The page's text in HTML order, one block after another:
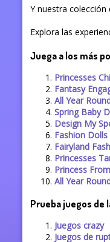
Y nuestra
Explora las
Juega a los más
Princesses
Fantasy
All Year
Spring Baby
Design My
Fashion
Fairyland
Princesses
Princess
All Year
Prueba juegos de
Juegos crazy
Juegos de